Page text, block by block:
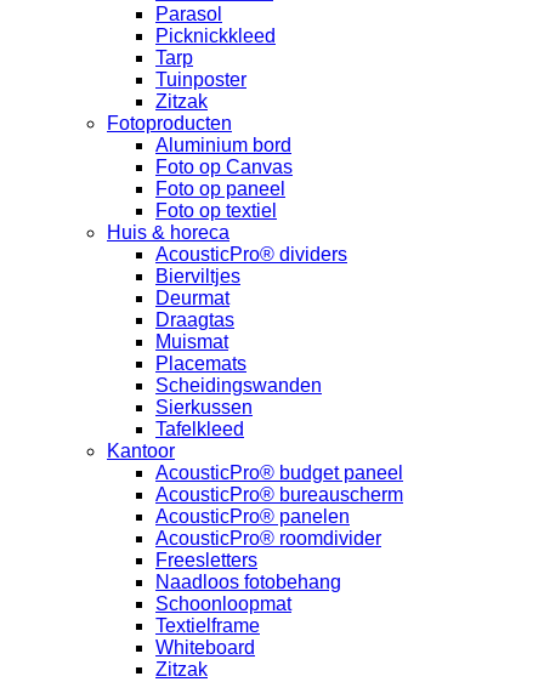
Parasol
Picknickkleed
Tarp
Tuinposter
Zitzak
Fotoproducten
Aluminium bord
Foto op Canvas
Foto op paneel
Foto op textiel
Huis & horeca
AcousticPro® dividers
Bierviltjes
Deurmat
Draagtas
Muismat
Placemats
Scheidingswanden
Sierkussen
Tafelkleed
Kantoor
AcousticPro® budget paneel
AcousticPro® bureauscherm
AcousticPro® panelen
AcousticPro® roomdivider
Freesletters
Naadloos fotobehang
Schoonloopmat
Textielframe
Whiteboard
Zitzak